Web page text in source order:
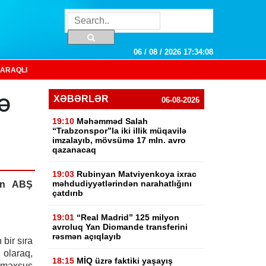
06 / 08 / 2026 17:34:09
ABŞ
sıra
XƏBƏRLƏR 06-08-2026
19:10 Məhəmməd Salah
“Trabzonspor”la iki illik müqavilə
imzalayıb, mövsümə 17 mln. avro
qazanacaq
19:03 Rubinyan Matviyenkoya ixrac
məhdudiyyətlərindən narahatlığını
çatdırıb
19:01 “Real Madrid” 125 milyon
avroluq Yan Diomande transferini
rəsmən açıqlayıb
18:15 MİQ üzrə faktiki yaşayış